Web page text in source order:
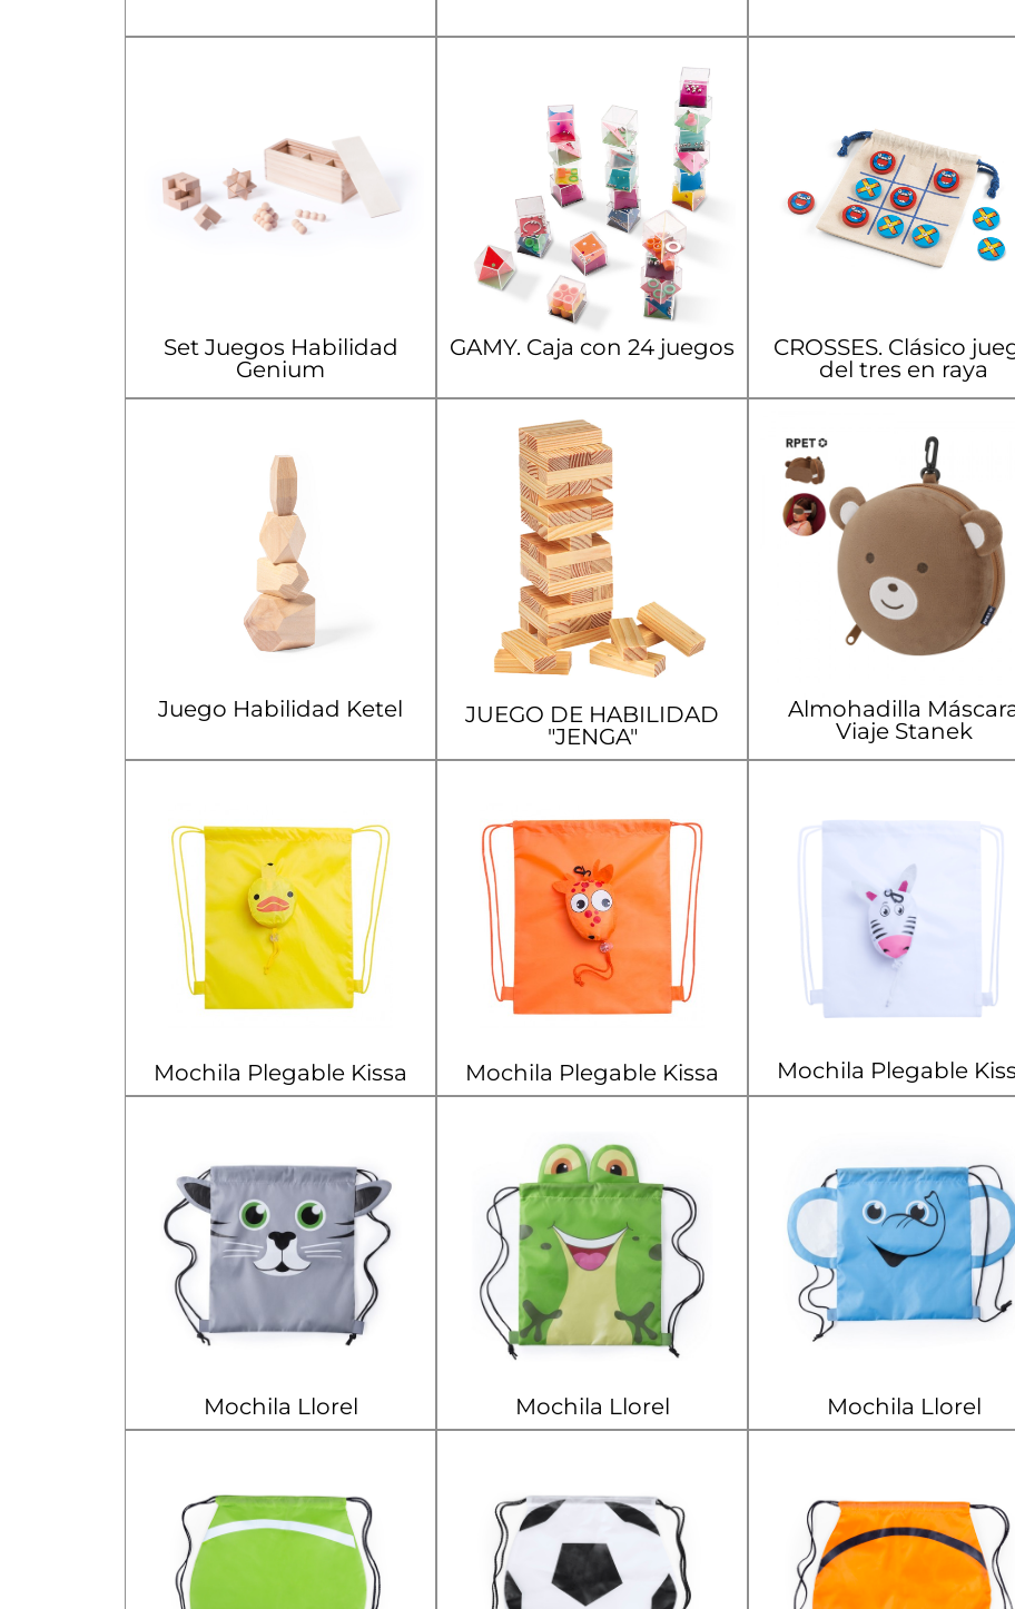
Set Juegos Habilidad
Genium
GAMY. Caja con 24 juegos
CROSSES. Clásico
del tres en raya
Juego Habilidad Ketel
JUEGO DE HABILIDAD
"JENGA"
Almohadilla
Viaje Stanek
Mochila Plegable Kissa Mochila Plegable Kissa Mochila Plegable
Mochila Llorel Mochila Llorel Mochila Llorel